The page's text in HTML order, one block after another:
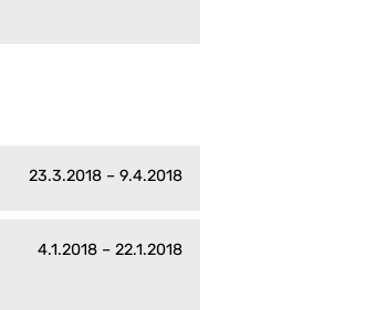
23.3.2018 – 9.4.2018
4.1.2018 – 22.1.2018